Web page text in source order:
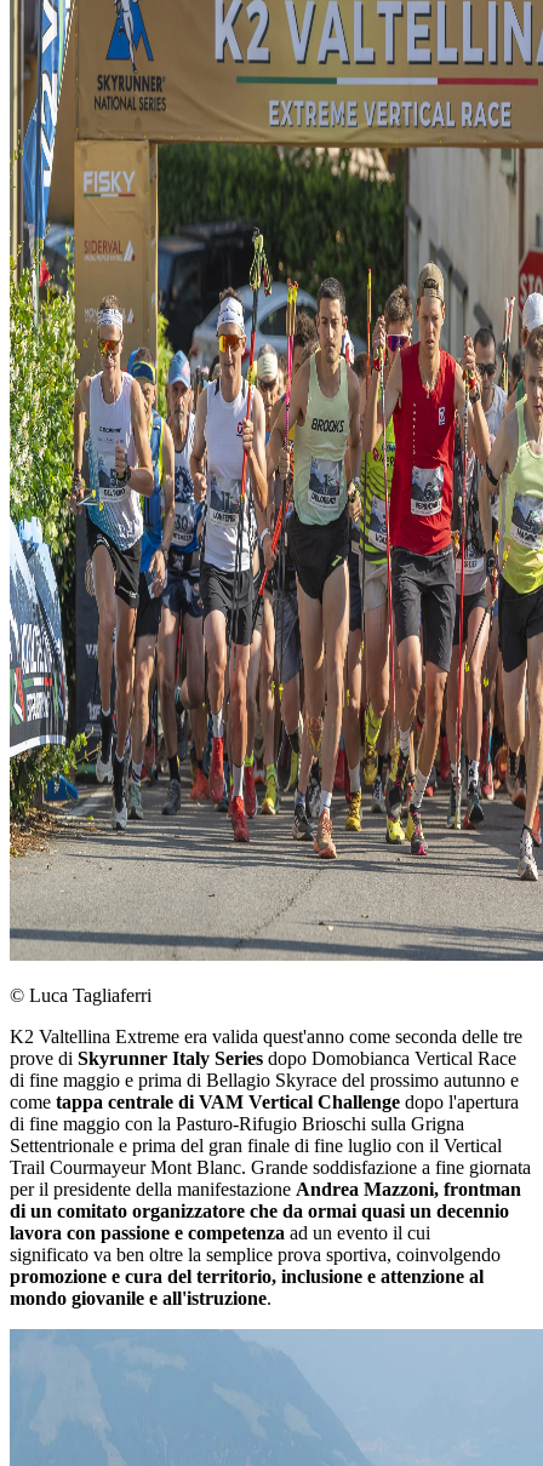
© Luca Tagliaferri
K2 Valtellina Extreme era valida quest'anno come seconda delle tre
prove di Skyrunner Italy Series dopo Domobianca Vertical Race
di fine maggio e prima di Bellagio Skyrace del prossimo autunno e
come tappa centrale di VAM Vertical Challenge dopo l'apertura
di fine maggio con la Pasturo-Rifugio Brioschi sulla Grigna
Settentrionale e prima del gran finale di fine luglio con il Vertical
Trail Courmayeur Mont Blanc. Grande soddisfazione a fine giornata
per il presidente della manifestazione Andrea Mazzoni, frontman
di un comitato organizzatore che da ormai quasi un decennio
lavora con passione e competenza ad un evento il cui
significato va ben oltre la semplice prova sportiva, coinvolgendo
promozione e cura del territorio, inclusione e attenzione al
mondo giovanile e all'istruzione.